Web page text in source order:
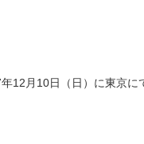
12月10日（日）に東京